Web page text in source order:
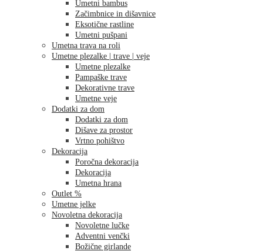
Umetni bambus
Začimbnice in dišavnice
Eksotične rastline
Umetni pušpani
Umetna trava na roli
Umetne plezalke | trave | veje
Umetne plezalke
Pampaške trave
Dekorativne trave
Umetne veje
Dodatki za dom
Dodatki za dom
Dišave za prostor
Vrtno pohištvo
Dekoracija
Poročna dekoracija
Dekoracija
Umetna hrana
Outlet %
Umetne jelke
Novoletna dekoracija
Novoletne lučke
Adventni venčki
Božične girlande